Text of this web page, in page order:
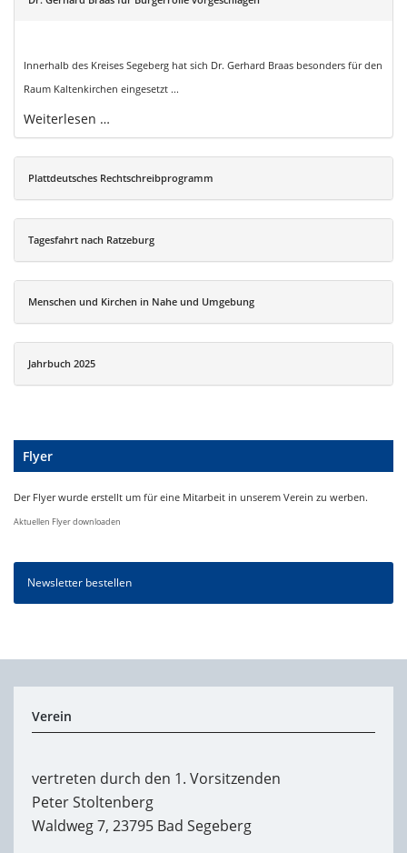
Innerhalb des Kreises Segeberg hat sich Dr. Gerhard Braas besonders für den
Raum Kaltenkirchen eingesetzt ...
Weiterlesen …
Plattdeutsches Rechtschreibprogramm
Tagesfahrt nach Ratzeburg
Menschen und Kirchen in Nahe und Umgebung
Jahrbuch 2025
Flyer
Der Flyer wurde erstellt um für eine Mitarbeit in unserem Verein zu werben.
Aktuellen Flyer downloaden
Newsletter bestellen
Verein
vertreten durch den 1. Vorsitzenden
Peter Stoltenberg
Waldweg 7, 23795 Bad Segeberg